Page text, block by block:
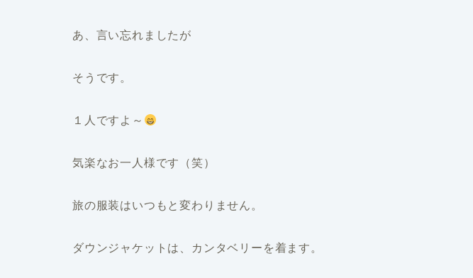
あ、言い忘れましたが
そうです。
１人ですよ～
気楽なお一人様です（笑）
旅の服装はいつもと変わりません。
ダウンジャケットは、カンタベリーを着ます。